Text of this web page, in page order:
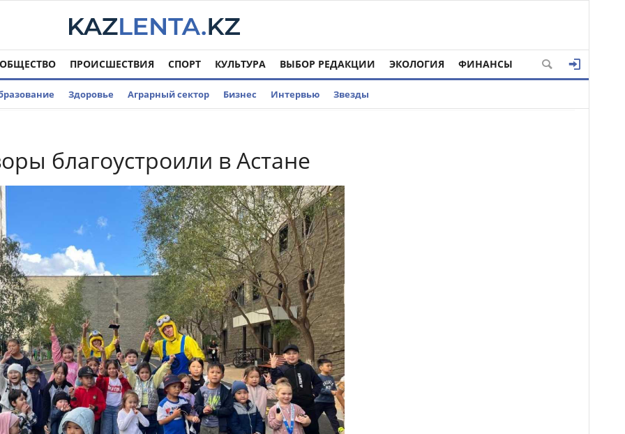
ОБЩЕСТВО ПРОИСШЕСТВИЯ СПОРТ КУЛЬТУРА ВЫБОР РЕДАКЦИИ ЭКОЛОГИЯ ФИНАНСЫ
Здоровье Аграрный сектор Бизнес Интервью Звезды
благоустроили в Астане